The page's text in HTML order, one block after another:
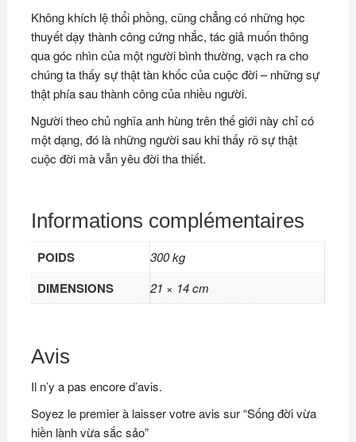
Không khích lệ thổi phồng, cũng chẳng có những học
thuyết dạy thành công cứng nhắc, tác giả muốn thông
qua góc nhìn của một người bình thường, vạch ra cho
chúng ta thấy sự thật tàn khốc của cuộc đời – những sự
thật phía sau thành công của nhiều người.
Người theo chủ nghĩa anh hùng trên thế giới này chỉ có
một dạng, đó là những người sau khi thấy rõ sự thật
cuộc đời mà vẫn yêu đời tha thiết.
Informations complémentaires
POIDS 300 kg
DIMENSIONS 21 × 14 cm
Avis
Il n’y a pas encore d’avis.
Soyez le premier à laisser votre avis sur “Sống đời vừa
hiền lành vừa sắc sảo”